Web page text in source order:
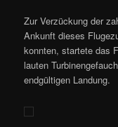
Zur Verzückung der
Ankunft dieses
konnten, startete das
lauten
endgültigen Landung.